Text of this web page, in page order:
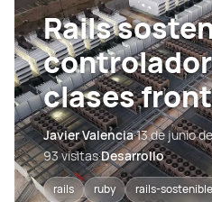
Rails
clases
Javier Valencia·13 de junio
93 visitas·Desarrollo
rails ruby rails-sostenible